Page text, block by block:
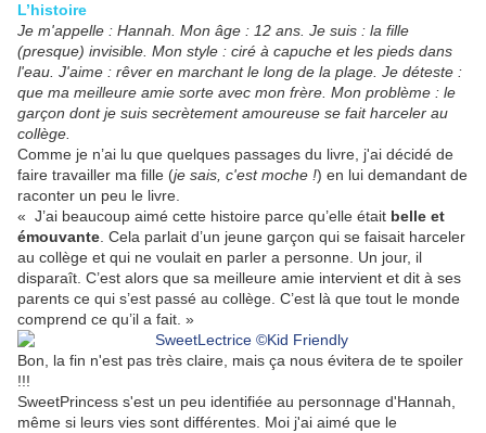
L’histoire
Je m'appelle : Hannah. Mon âge : 12 ans. Je suis : la fille
(presque) invisible. Mon style : ciré à capuche et les pieds dans
l'eau. J'aime : rêver en marchant le long de la plage. Je déteste :
que ma meilleure amie sorte avec mon frère. Mon problème : le
garçon dont je suis secrètement amoureuse se fait harceler au
collège.
Comme je n’ai lu que quelques passages du livre, j'ai décidé de
faire travailler ma fille (je sais, c'est moche !) en lui demandant de
raconter un peu le livre.
« J’ai beaucoup aimé cette histoire parce qu’elle était belle et
émouvante . Cela parlait d’un jeune garçon qui se faisait harceler
au collège et qui ne voulait en parler a personne. Un jour, il
disparaît. C’est alors que sa meilleure amie intervient et dit à ses
parents ce qui s’est passé au collège. C’est là que tout le monde
comprend ce qu’il a fait. »
Bon, la fin n'est pas très claire, mais ça nous évitera de te spoiler
!!!
SweetPrincess s'est un peu identifiée au personnage d'Hannah,
même si leurs vies sont différentes. Moi j'ai aimé que le